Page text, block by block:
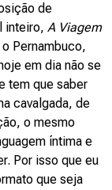
de
inteiro, A Viagem
Pernambuco,
em dia não se
tem que saber
cavalgada, de
o mesmo
íntima e
Por isso que eu
que seja